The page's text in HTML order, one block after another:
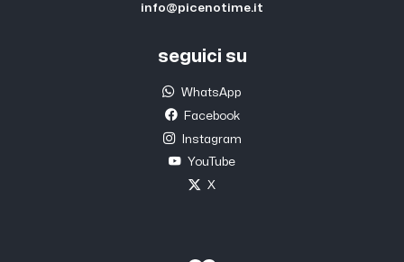
info@picenotime.it
seguici su
WhatsApp
Facebook
Instagram
YouTube
X